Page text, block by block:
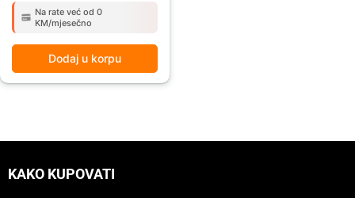
Na rate već od 0
KM/mjesečno
Dodaj u korpu
KAKO KUPOVATI